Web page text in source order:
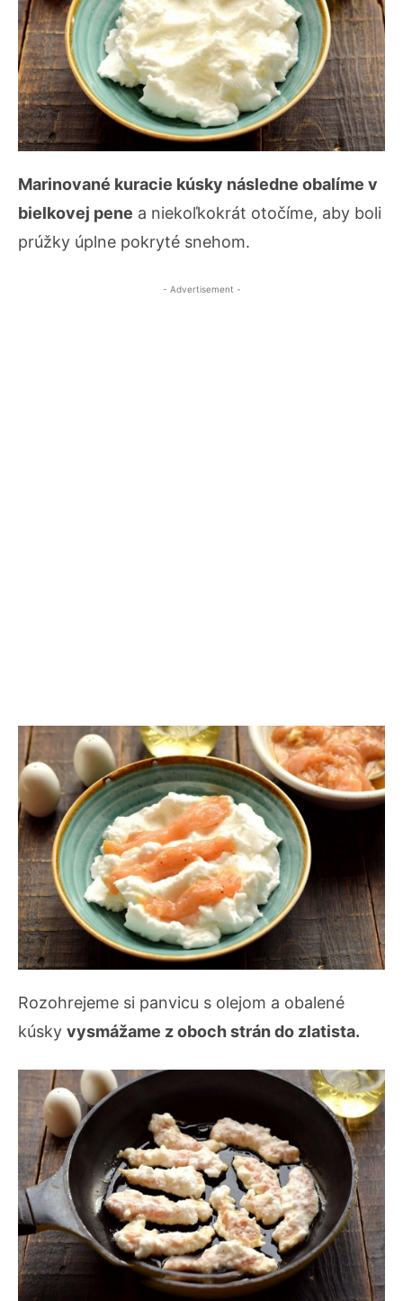
Marinované kuracie kúsky následne obalíme v
bielkovej pene a niekoľkokrát otočíme, aby boli
prúžky úplne pokryté snehom.
- Advertisement -
Rozohrejeme si panvicu s olejom a obalené
kúsky vysmážame z oboch strán do zlatista.